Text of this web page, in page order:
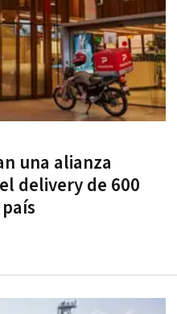
una alianza
delivery de 600